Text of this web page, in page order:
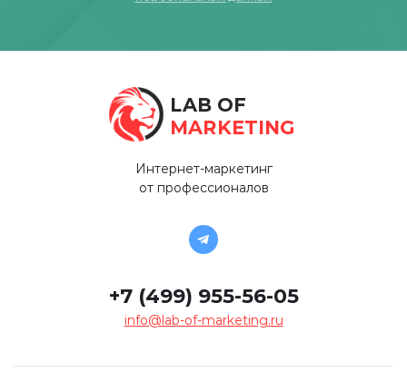
LAB OF
MARKETING
Интернет-маркетинг
от профессионалов
+7 (499) 955-56-05
info@lab-of-marketing.ru